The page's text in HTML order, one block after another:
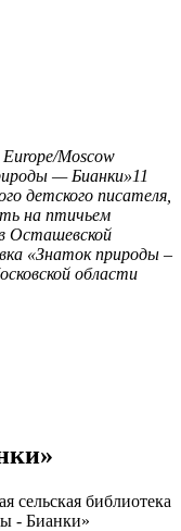
Europe/Moscow
— Бианки»11
детского писателя,
на птичьем
Осташевской
«Знаток природы –
области
сельская библиотека
- Бианки»